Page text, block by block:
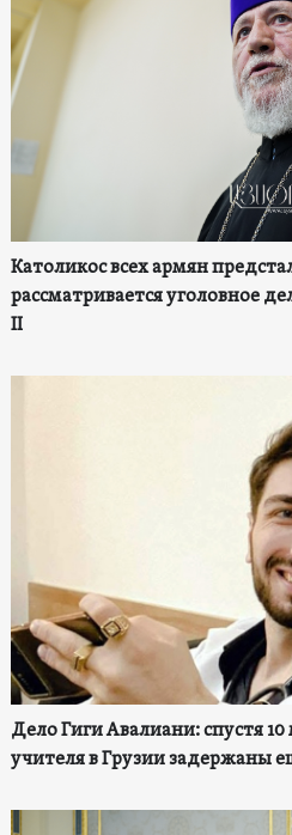
Католикос всех армян
рассматривается уголовное
II
Дело Гиги Авалиани: спустя
учителя в Грузии задержаны